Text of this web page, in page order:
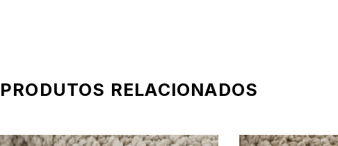
PRODUTOS RELACIONADOS